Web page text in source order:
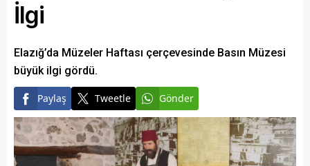
İlgi
Elazığ’da Müzeler Haftası çerçevesinde Basın Müzesi
büyük ilgi gördü.
Paylaş Tweetle Gönder